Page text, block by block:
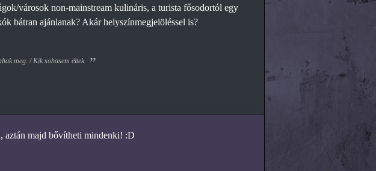
városok non-mainstream kulináris, a turista fősodortól egy
bátran ajánlanak? Akár helyszínmegjelöléssel is?
meg. / Kik sohasem éltek.
aztán majd bővítheti mindenki! :D